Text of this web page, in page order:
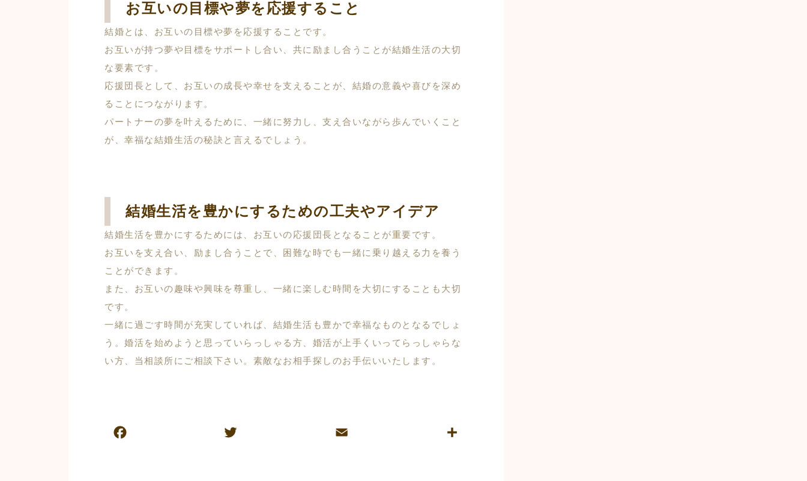
お互いの目標や夢を応援すること
結婚とは、お互いの目標や夢を応援することです。
お互いが持つ夢や目標をサポートし合い、共に励まし合うことが結婚生活の大切
な要素です。
応援団長として、お互いの成長や幸せを支えることが、結婚の意義や喜びを深め
ることにつながります。
パートナーの夢を叶えるために、一緒に努力し、支え合いながら歩んでいくこと
が、幸福な結婚生活の秘訣と言えるでしょう。
結婚生活を豊かにするための工夫やアイデア
結婚生活を豊かにするためには、お互いの応援団長となることが重要です。
お互いを支え合い、励まし合うことで、困難な時でも一緒に乗り越える力を養う
ことができます。
また、お互いの趣味や興味を尊重し、一緒に楽しむ時間を大切にすることも大切
です。
一緒に過ごす時間が充実していれば、結婚生活も豊かで幸福なものとなるでしょ
う。婚活を始めようと思っていらっしゃる方、婚活が上手くいってらっしゃらな
い方、当相談所にご相談下さい。素敵なお相手探しのお手伝いいたします。